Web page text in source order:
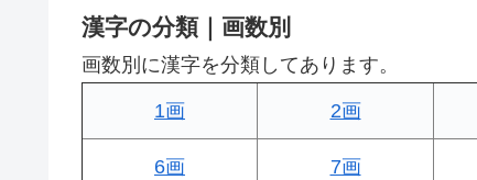
漢字の分類｜画数別
画数別に漢字を分類してあります。
1画 2画
6画 7画